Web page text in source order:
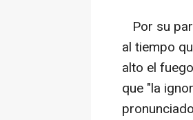
Por su
al tiempo
alto el
que "la